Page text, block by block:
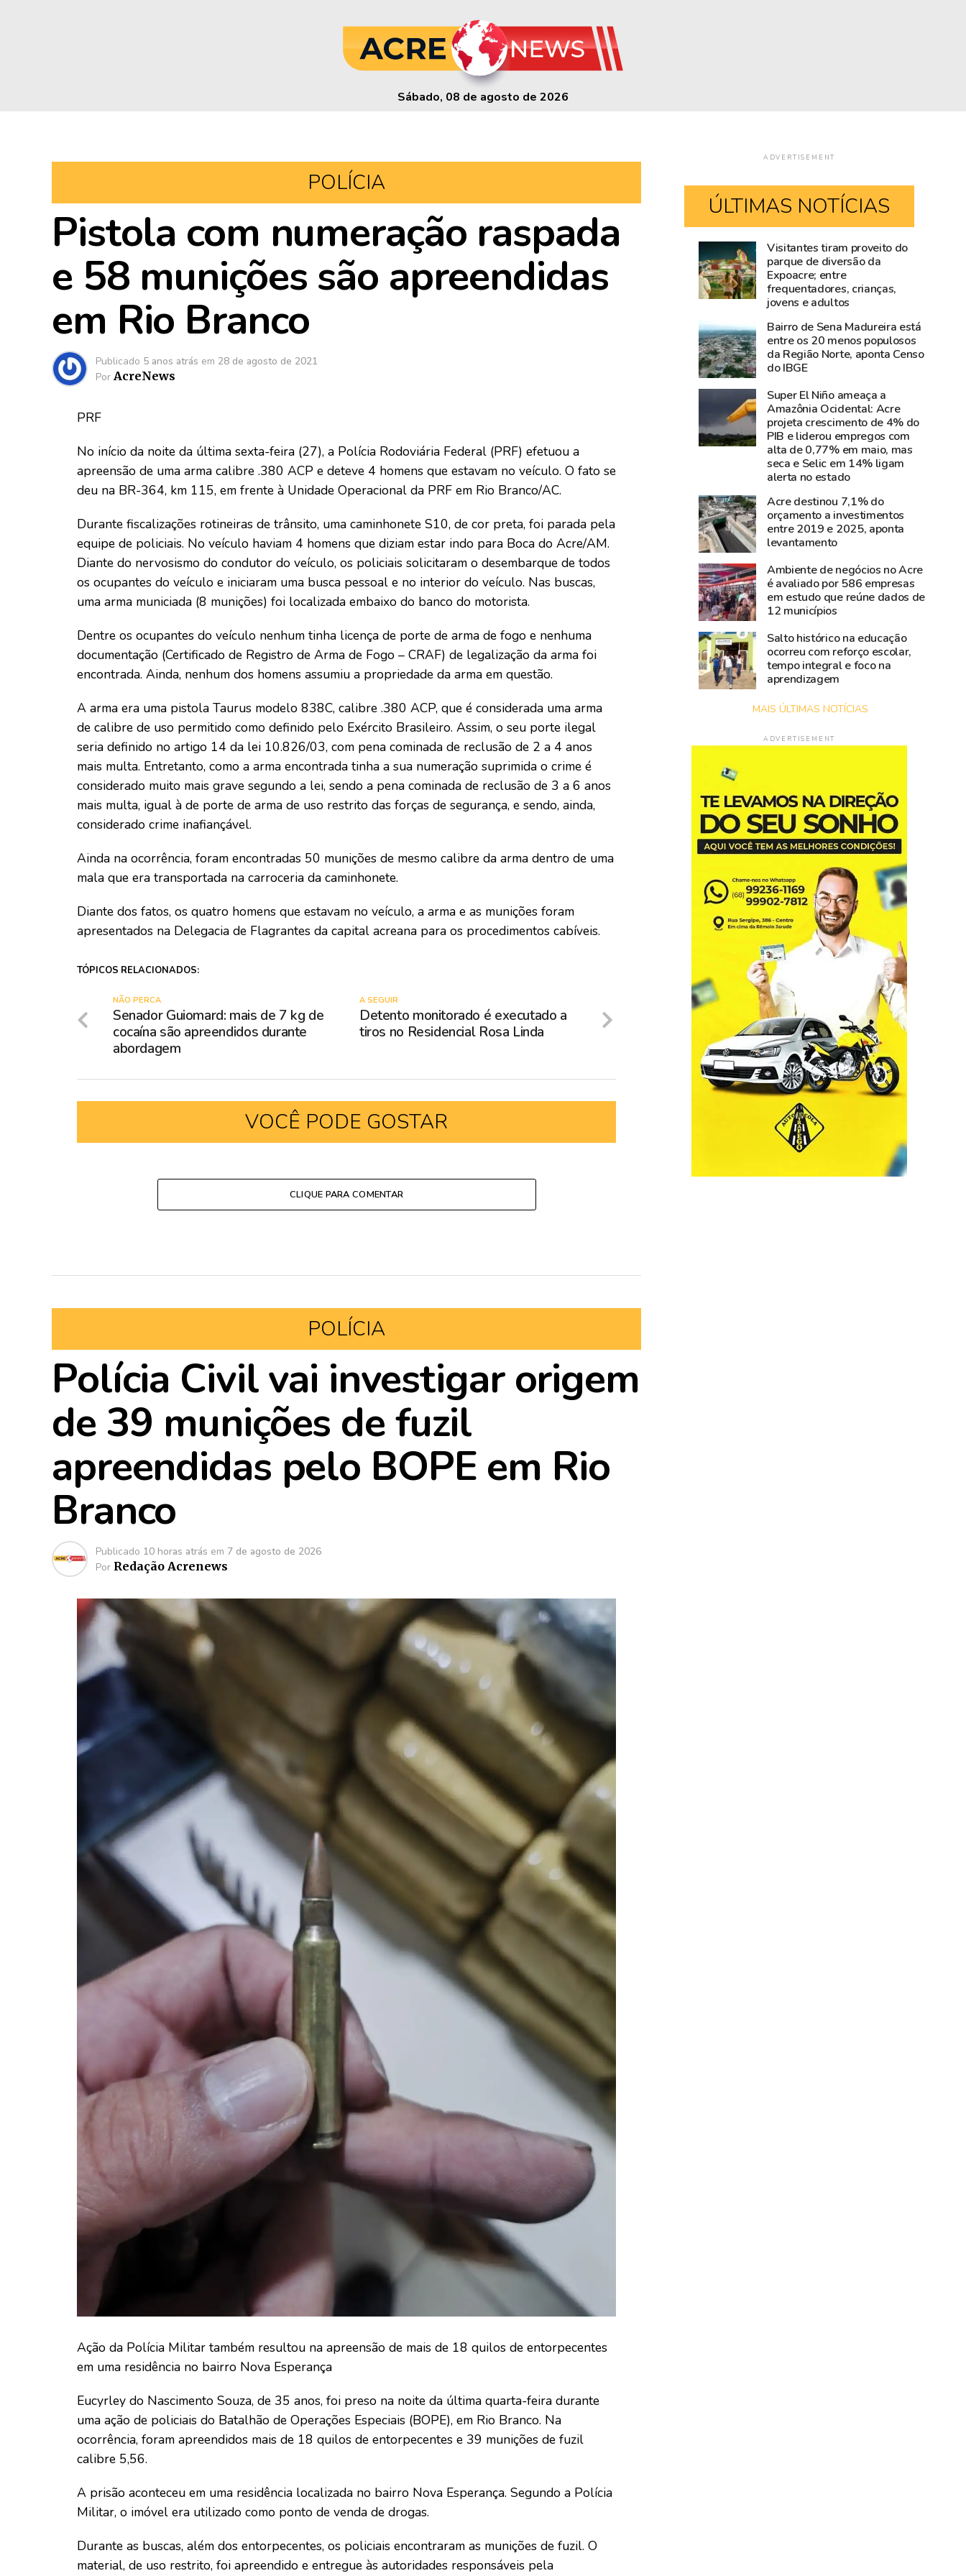
Sábado, 08 de agosto de 2026
POLÍCIA
Pistola com numeração raspada
e 58 munições são apreendidas
em Rio Branco
Publicado 5 anos atrás em 28 de agosto de 2021
Por AcreNews
PRF
No início da noite da última sexta-feira (27), a Polícia Rodoviária Federal (PRF) efetuou a
apreensão de uma arma calibre .380 ACP e deteve 4 homens que estavam no veículo. O fato se
deu na BR-364, km 115, em frente à Unidade Operacional da PRF em Rio Branco/AC.
Durante fiscalizações rotineiras de trânsito, uma caminhonete S10, de cor preta, foi parada pela
equipe de policiais. No veículo haviam 4 homens que diziam estar indo para Boca do Acre/AM.
Diante do nervosismo do condutor do veículo, os policiais solicitaram o desembarque de todos
os ocupantes do veículo e iniciaram uma busca pessoal e no interior do veículo. Nas buscas,
uma arma municiada (8 munições) foi localizada embaixo do banco do motorista.
Dentre os ocupantes do veículo nenhum tinha licença de porte de arma de fogo e nenhuma
documentação (Certificado de Registro de Arma de Fogo – CRAF) de legalização da arma foi
encontrada. Ainda, nenhum dos homens assumiu a propriedade da arma em questão.
A arma era uma pistola Taurus modelo 838C, calibre .380 ACP, que é considerada uma arma
de calibre de uso permitido como definido pelo Exército Brasileiro. Assim, o seu porte ilegal
seria definido no artigo 14 da lei 10.826/03, com pena cominada de reclusão de 2 a 4 anos
mais multa. Entretanto, como a arma encontrada tinha a sua numeração suprimida o crime é
considerado muito mais grave segundo a lei, sendo a pena cominada de reclusão de 3 a 6 anos
mais multa, igual à de porte de arma de uso restrito das forças de segurança, e sendo, ainda,
considerado crime inafiançável.
Ainda na ocorrência, foram encontradas 50 munições de mesmo calibre da arma dentro de uma
mala que era transportada na carroceria da caminhonete.
Diante dos fatos, os quatro homens que estavam no veículo, a arma e as munições foram
apresentados na Delegacia de Flagrantes da capital acreana para os procedimentos cabíveis.
TÓPICOS RELACIONADOS:
A SEGUIR
Detento monitorado é executado a
tiros no Residencial Rosa Linda
NÃO PERCA
Senador Guiomard: mais de 7 kg de
cocaína são apreendidos durante
abordagem
VOCÊ PODE GOSTAR
CLIQUE PARA COMENTAR
POLÍCIA
Polícia Civil vai investigar origem
de 39 munições de fuzil
apreendidas pelo BOPE em Rio
Branco
Publicado 10 horas atrás em 7 de agosto de 2026
Por Redação Acrenews
Ação da Polícia Militar também resultou na apreensão de mais de 18 quilos de entorpecentes
em uma residência no bairro Nova Esperança
Eucyrley do Nascimento Souza, de 35 anos, foi preso na noite da última quarta-feira durante
uma ação de policiais do Batalhão de Operações Especiais (BOPE), em Rio Branco. Na
ocorrência, foram apreendidos mais de 18 quilos de entorpecentes e 39 munições de fuzil
calibre 5,56.
A prisão aconteceu em uma residência localizada no bairro Nova Esperança. Segundo a Polícia
Militar, o imóvel era utilizado como ponto de venda de drogas.
Durante as buscas, além dos entorpecentes, os policiais encontraram as munições de fuzil. O
material, de uso restrito, foi apreendido e entregue às autoridades responsáveis pela
ADVERTISEMENT
ÚLTIMAS NOTÍCIAS
Mailza
tieta
Ana
diz
que
show
cantora
foi
um
sucesso
da
Expoacre
2026
Blog
do
Accioly:
perde
Carlos
Pinto,
criador
Shampoo
Esperança
empreendedorismo
amazônico
Visitantes tiram proveito do
parque de diversão da
Expoacre; entre
frequentadores, crianças,
jovens e adultos
Bairro de Sena Madureira está
entre os 20 menos populosos
da Região Norte, aponta Censo
do IBGE
Super El Niño ameaça a
Amazônia Ocidental: Acre
projeta crescimento de 4% do
PIB e liderou empregos com
alta de 0,77% em maio, mas
seca e Selic em 14% ligam
alerta no estado
Acre destinou 7,1% do
orçamento a investimentos
entre 2019 e 2025, aponta
levantamento
Ambiente de negócios no Acre
é avaliado por 586 empresas
em estudo que reúne dados de
12 municípios
Salto histórico na educação
ocorreu com reforço escolar,
tempo integral e foco na
aprendizagem
MAIS ÚLTIMAS NOTÍCIAS
ADVERTISEMENT